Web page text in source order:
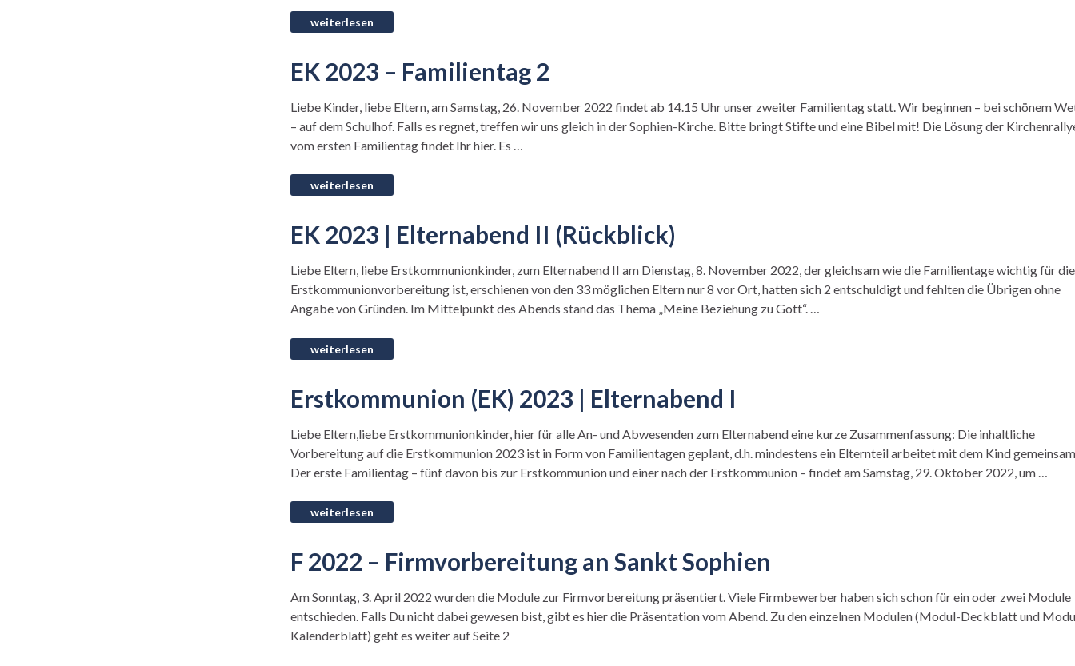
EK 2023 – Familientag 2
Liebe Kinder, liebe Eltern, am Samstag, 26. November 2022 findet ab 14.15 Uhr unser zweiter Familientag statt. Wir beginnen – bei schönem
– auf dem Schulhof. Falls es regnet, treffen wir uns gleich in der Sophien-Kirche. Bitte bringt Stifte und eine Bibel mit! Die Lösung der
vom ersten Familientag findet Ihr hier. Es …
EK 2023 | Elternabend II (Rückblick)
Liebe Eltern, liebe Erstkommunionkinder, zum Elternabend II am Dienstag, 8. November 2022, der gleichsam wie die Familientage wichtig für die
Erstkommunionvorbereitung ist, erschienen von den 33 möglichen Eltern nur 8 vor Ort, hatten sich 2 entschuldigt und fehlten die Übrigen ohne
Angabe von Gründen. Im Mittelpunkt des Abends stand das Thema „Meine Beziehung zu Gott“. …
Erstkommunion (EK) 2023 | Elternabend I
Liebe Eltern,liebe Erstkommunionkinder, hier für alle An- und Abwesenden zum Elternabend eine kurze Zusammenfassung: Die inhaltliche
Vorbereitung auf die Erstkommunion 2023 ist in Form von Familientagen geplant, d.h. mindestens ein Elternteil arbeitet mit dem Kind
Der erste Familientag – fünf davon bis zur Erstkommunion und einer nach der Erstkommunion – findet am Samstag, 29. Oktober 2022, um …
F 2022 – Firmvorbereitung an Sankt Sophien
Am Sonntag, 3. April 2022 wurden die Module zur Firmvorbereitung präsentiert. Viele Firmbewerber haben sich schon für ein oder zwei Module
entschieden. Falls Du nicht dabei gewesen bist, gibt es hier die Präsentation vom Abend. Zu den einzelnen Modulen (Modul-Deckblatt und
Kalenderblatt) geht es weiter auf Seite 2